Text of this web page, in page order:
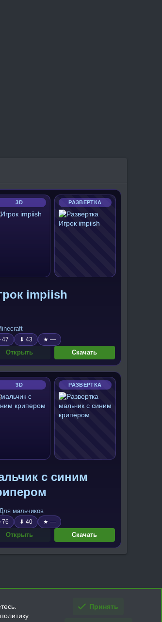
3D РАЗВЕРТКА
impiish
⬇ 43 ★ —
Открыть Скачать
3D РАЗВЕРТКА
с синим
мальчиков
⬇ 40 ★ —
Открыть Скачать
Принять